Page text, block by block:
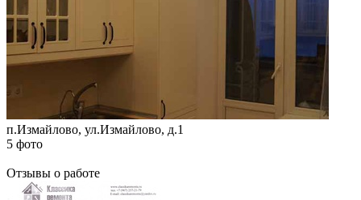
п.Измайлово, ул.Измайлово, д.1
5 фото
Отзывы о работе